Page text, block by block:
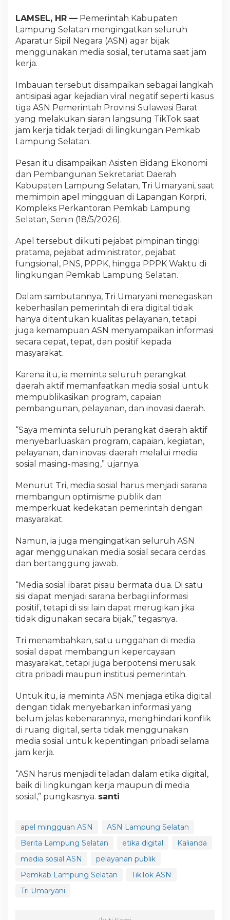
LAMSEL, HR — Pemerintah Kabupaten
Lampung Selatan mengingatkan seluruh
Aparatur Sipil Negara (ASN) agar bijak
menggunakan media sosial, terutama saat jam
kerja.
Imbauan tersebut disampaikan sebagai langkah
antisipasi agar kejadian viral negatif seperti kasus
tiga ASN Pemerintah Provinsi Sulawesi Barat
yang melakukan siaran langsung TikTok saat
jam kerja tidak terjadi di lingkungan Pemkab
Lampung Selatan.
Pesan itu disampaikan Asisten Bidang Ekonomi
dan Pembangunan Sekretariat Daerah
Kabupaten Lampung Selatan, Tri Umaryani, saat
memimpin apel mingguan di Lapangan Korpri,
Kompleks Perkantoran Pemkab Lampung
Selatan, Senin (18/5/2026).
Apel tersebut diikuti pejabat pimpinan tinggi
pratama, pejabat administrator, pejabat
fungsional, PNS, PPPK, hingga PPPK Waktu di
lingkungan Pemkab Lampung Selatan.
Dalam sambutannya, Tri Umaryani menegaskan
keberhasilan pemerintah di era digital tidak
hanya ditentukan kualitas pelayanan, tetapi
juga kemampuan ASN menyampaikan informasi
secara cepat, tepat, dan positif kepada
masyarakat.
Karena itu, ia meminta seluruh perangkat
daerah aktif memanfaatkan media sosial untuk
mempublikasikan program, capaian
pembangunan, pelayanan, dan inovasi daerah.
“Saya meminta seluruh perangkat daerah aktif
menyebarluaskan program, capaian, kegiatan,
pelayanan, dan inovasi daerah melalui media
sosial masing-masing,” ujarnya.
Menurut Tri, media sosial harus menjadi sarana
membangun optimisme publik dan
memperkuat kedekatan pemerintah dengan
masyarakat.
Namun, ia juga mengingatkan seluruh ASN
agar menggunakan media sosial secara cerdas
dan bertanggung jawab.
“Media sosial ibarat pisau bermata dua. Di satu
sisi dapat menjadi sarana berbagi informasi
positif, tetapi di sisi lain dapat merugikan jika
tidak digunakan secara bijak,” tegasnya.
Tri menambahkan, satu unggahan di media
sosial dapat membangun kepercayaan
masyarakat, tetapi juga berpotensi merusak
citra pribadi maupun institusi pemerintah.
Untuk itu, ia meminta ASN menjaga etika digital
dengan tidak menyebarkan informasi yang
belum jelas kebenarannya, menghindari konflik
di ruang digital, serta tidak menggunakan
media sosial untuk kepentingan pribadi selama
jam kerja.
“ASN harus menjadi teladan dalam etika digital,
baik di lingkungan kerja maupun di media
sosial,” pungkasnya. santi
apel mingguan ASN
ASN Lampung Selatan
Berita Lampung Selatan
etika digital
Kalianda
media sosial ASN
pelayanan publik
Pemkab Lampung Selatan
TikTok ASN
Tri Umaryani